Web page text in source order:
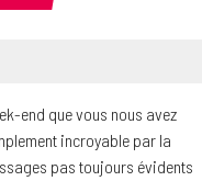
end que vous nous avez
incroyable par la
pas toujours évidents